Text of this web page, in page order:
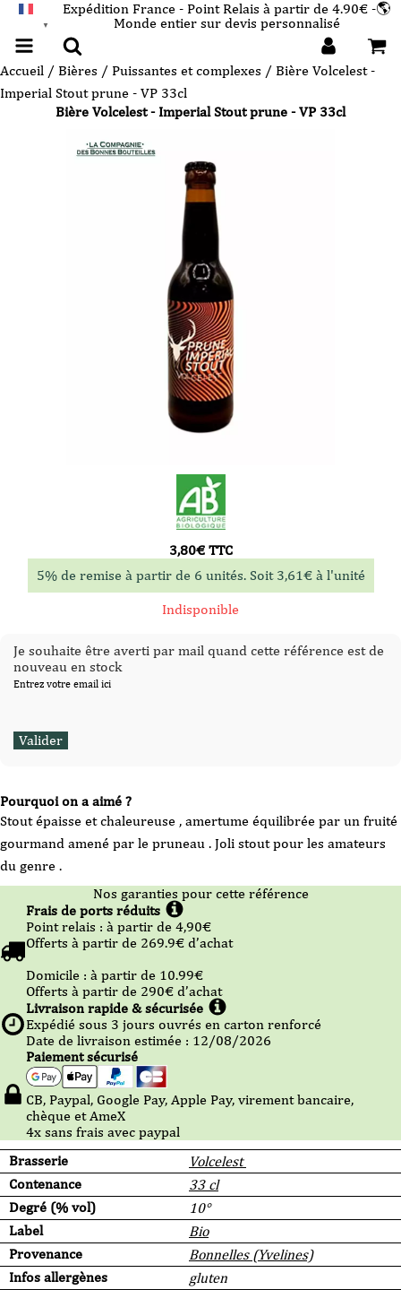
▼
Expédition France - Point Relais à partir de 4.90€ -🌎
Monde entier sur devis personnalisé
Accueil / Bières / Puissantes et complexes / Bière Volcelest -
Imperial Stout prune - VP 33cl
Bière Volcelest - Imperial Stout prune - VP 33cl
Pourquoi on a aimé ?
Stout épaisse et chaleureuse , amertume équilibrée par un fruité
gourmand amené par le pruneau . Joli stout pour les amateurs
du genre .
Brasserie
Volcelest
Contenance
33 cl
Degré (% vol)
10°
Label
Bio
Provenance
Bonnelles (Yvelines)
Infos allergènes
gluten
3,80€TTC
5% de remise à partir de 6 unités. Soit 3,61€à l'unité
Indisponible
Je souhaite être averti par mail quand cette référence est de
nouveau en stock
Entrez votre email ici
Nos garanties pour cette référence
Frais de ports réduits
Point relais : à partir de 4,90€
Offerts à partir de 269.9€ d’achat
Domicile : à partir de 10.99€
Offerts à partir de 290€ d’achat
Livraison rapide & sécurisée
Expédié sous 3 jours ouvrés en carton renforcé
Date de livraison estimée : 12/08/2026
Paiement sécurisé
CB, Paypal, Google Pay, Apple Pay, virement bancaire,
chèque et AmeX
4x sans frais avec paypal